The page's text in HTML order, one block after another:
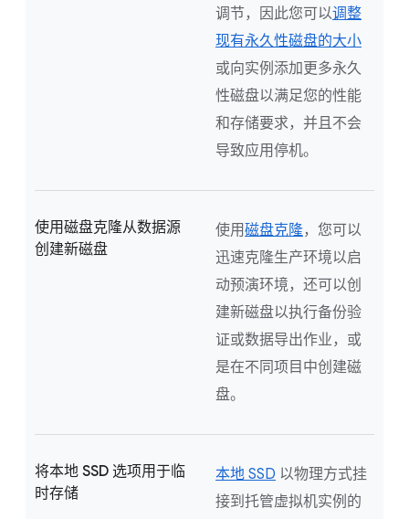
调节，因此您可以调整
现有永久性磁盘的大小
或向实例添加更多永久
性磁盘以满足您的性能
和存储要求，并且不会
导致应用停机。
使用磁盘克隆从数据源
创建新磁盘
使用磁盘克隆，您可以
迅速克隆生产环境以启
动预演环境，还可以创
建新磁盘以执行备份验
证或数据导出作业，或
是在不同项目中创建磁
盘。
将本地 SSD 选项用于临
时存储
本地 SSD 以物理方式挂
接到托管虚拟机实例的